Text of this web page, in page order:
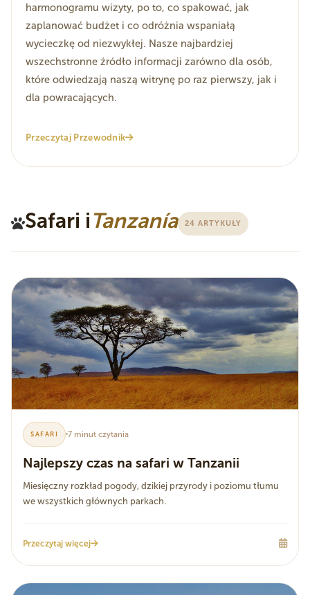
harmonogramu wizyty, po to, co spakować, jak
zaplanować budżet i co odróżnia wspaniałą
wycieczkę od niezwykłej. Nasze najbardziej
wszechstronne źródło informacji zarówno dla osób,
które odwiedzają naszą witrynę po raz pierwszy, jak i
dla powracających.
Przeczytaj Przewodnik
Safari iTanzanía 24 ARTYKUŁY
SAFARI 7 minut czytania
Najlepszy czas na safari w Tanzanii
Miesięczny rozkład pogody, dzikiej przyrody i poziomu tłumu
we wszystkich głównych parkach.
Przeczytaj więcej